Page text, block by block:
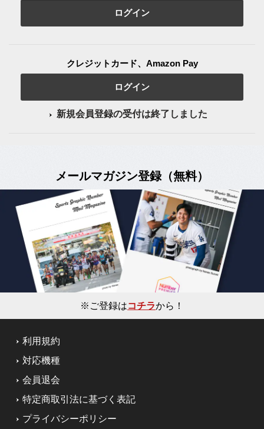
ログイン
クレジットカード、Amazon Pay
ログイン
新規会員登録の受付は終了しました
メールマガジン登録（無料）
※ご登録はコチラから！
利用規約
対応機種
会員退会
特定商取引法に基づく表記
プライバシーポリシー